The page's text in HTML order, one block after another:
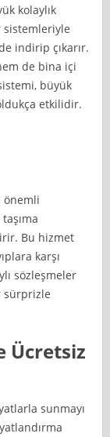
kolaylık
sistemleriyle
indirip çıkarır.
de bina içi
büyük
etkilidir.
önemli
Bu hizmet
karşı
sözleşmeler
sürprizle
Ücretsiz
sunmayı